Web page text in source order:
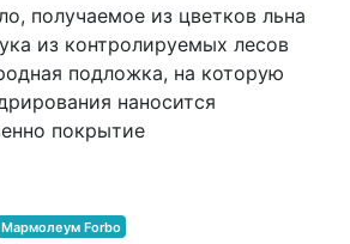
получаемое из цветков льна
из контролируемых лесов
подложка, на которую
наносится
покрытие
Мармолеум Forbo